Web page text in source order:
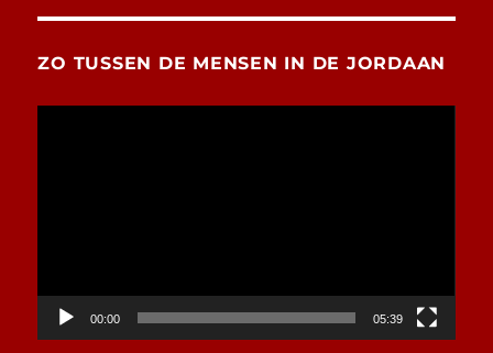
ZO TUSSEN DE MENSEN IN DE JORDAAN
00:00 05:39